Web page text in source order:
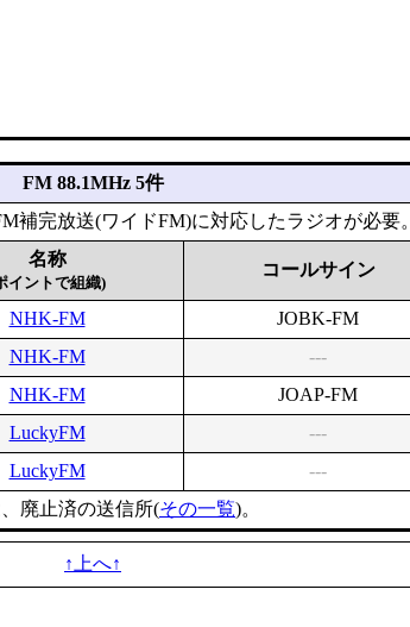
FM 88.1MHz 5件
補完放送(ワイドFM)に対応したラジオが必要。
名称
イントで組織)
コールサイン
NHK-FM JOBK-FM
NHK-FM ---
NHK-FM JOAP-FM
LuckyFM ---
LuckyFM ---
廃止済の送信所(その一覧)。
↑上へ↑